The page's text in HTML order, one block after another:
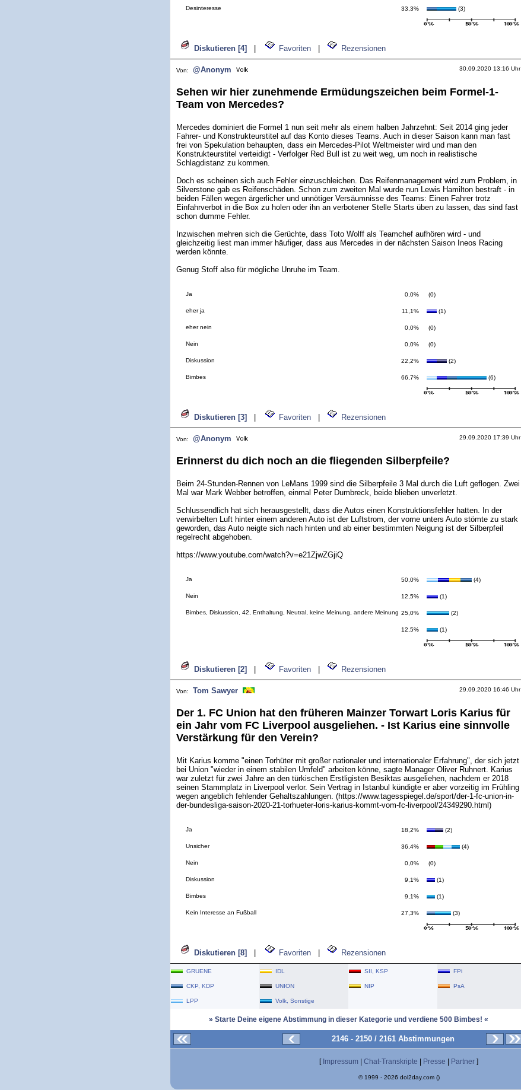
Desinteresse 33,3% (3)
Diskutieren [4] Favoriten Rezensionen
Von: @Anonym 30.09.2020 13:16 Uhr
Sehen wir hier zunehmende Ermüdungszeichen beim Formel-1-
Team von Mercedes?
Mercedes dominiert die Formel 1 nun seit mehr als einem halben Jahrzehnt: Seit 2014 ging jeder
Fahrer- und Konstrukteurstitel auf das Konto dieses Teams. Auch in dieser Saison kann man fast
frei von Spekulation behaupten, dass ein Mercedes-Pilot Weltmeister wird und man den
Konstrukteurstitel verteidigt - Verfolger Red Bull ist zu weit weg, um noch in realistische
Schlagdistanz zu kommen.
Doch es scheinen sich auch Fehler einzuschleichen. Das Reifenmanagement wird zum Problem, in
Silverstone gab es Reifenschäden. Schon zum zweiten Mal wurde nun Lewis Hamilton bestraft - in
beiden Fällen wegen ärgerlicher und unnötiger Versäumnisse des Teams: Einen Fahrer trotz
Einfahrverbot in die Box zu holen oder ihn an verbotener Stelle Starts üben zu lassen, das sind fast
schon dumme Fehler.
Inzwischen mehren sich die Gerüchte, dass Toto Wolff als Teamchef aufhören wird - und
gleichzeitig liest man immer häufiger, dass aus Mercedes in der nächsten Saison Ineos Racing
werden könnte.
Genug Stoff also für mögliche Unruhe im Team.
Ja 0,0% (0)
eher ja 11,1% (1)
eher nein 0,0% (0)
Nein 0,0% (0)
Diskussion 22,2% (2)
Bimbes 66,7% (6)
Diskutieren [3] Favoriten Rezensionen
Von: @Anonym 29.09.2020 17:39 Uhr
Erinnerst du dich noch an die fliegenden Silberpfeile?
Beim 24-Stunden-Rennen von LeMans 1999 sind die Silberpfeile 3 Mal durch die Luft geflogen. Zwei
Mal war Mark Webber betroffen, einmal Peter Dumbreck, beide blieben unverletzt.
Schlussendlich hat sich herausgestellt, dass die Autos einen Konstruktionsfehler hatten. In der
verwirbelten Luft hinter einem anderen Auto ist der Luftstrom, der vorne unters Auto stömte zu stark
geworden, das Auto neigte sich nach hinten und ab einer bestimmten Neigung ist der Silberpfeil
regelrecht abgehoben.
https://www.youtube.com/watch?v=e21ZjwZGjiQ
Ja 50,0% (4)
Nein 12,5% (1)
Bimbes, Diskussion, 42, Enthaltung, Neutral, keine Meinung, andere Meinung 25,0% (2)
12,5% (1)
Diskutieren [2] Favoriten Rezensionen
Von: Tom Sawyer 29.09.2020 16:46 Uhr
Der 1. FC Union hat den früheren Mainzer Torwart Loris Karius für
ein Jahr vom FC Liverpool ausgeliehen. - Ist Karius eine sinnvolle
Verstärkung für den Verein?
Mit Karius komme "einen Torhüter mit großer nationaler und internationaler Erfahrung", der sich jetzt
bei Union "wieder in einem stabilen Umfeld" arbeiten könne, sagte Manager Oliver Ruhnert. Karius
war zuletzt für zwei Jahre an den türkischen Erstligisten Besiktas ausgeliehen, nachdem er 2018
seinen Stammplatz in Liverpool verlor. Sein Vertrag in Istanbul kündigte er aber vorzeitig im Frühling
wegen angeblich fehlender Gehaltszahlungen. (https://www.tagesspiegel.de/sport/der-1-fc-union-in-
der-bundesliga-saison-2020-21-torhueter-loris-karius-kommt-vom-fc-liverpool/24349290.html)
Ja 18,2% (2)
Unsicher 36,4% (4)
Nein 0,0% (0)
Diskussion 9,1% (1)
Bimbes 9,1% (1)
Kein Interesse an Fußball 27,3% (3)
Diskutieren [8] Favoriten Rezensionen
GRUENE IDL SII, KSP FPi
CKP, KDP UNION NIP PsA
LPP Volk, Sonstige
» Starte Deine eigene Abstimmung in dieser Kategorie und verdiene 500 Bimbes! «
2146 - 2150 / 2161 Abstimmungen
[ Impressum Chat-Transkripte Presse Partner ]
© 1999 - 2026 dol2day.com ()